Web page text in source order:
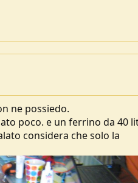
ne possiedo.
poco. e un ferrino da 40
considera che solo la